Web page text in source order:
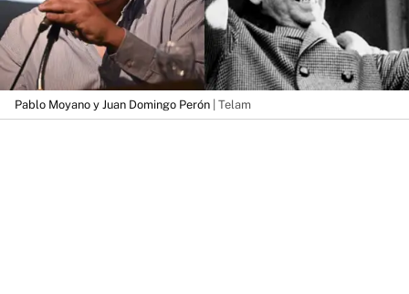
Pablo Moyano y Juan Domingo Perón | Telam